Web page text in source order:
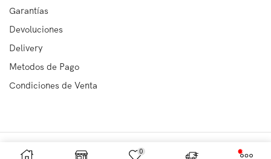
Garantías
Devoluciones
Delivery
Metodos de Pago
Condiciones de Venta
OFIMARKET SRLTodos los derechos reservados
0